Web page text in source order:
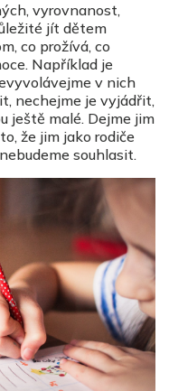
vyrovnanost,
jít dětem
co prožívá, co
Například je
v nich
nechejme je vyjádřit,
ještě malé. Dejme jim
že jim jako rodiče
souhlasit.